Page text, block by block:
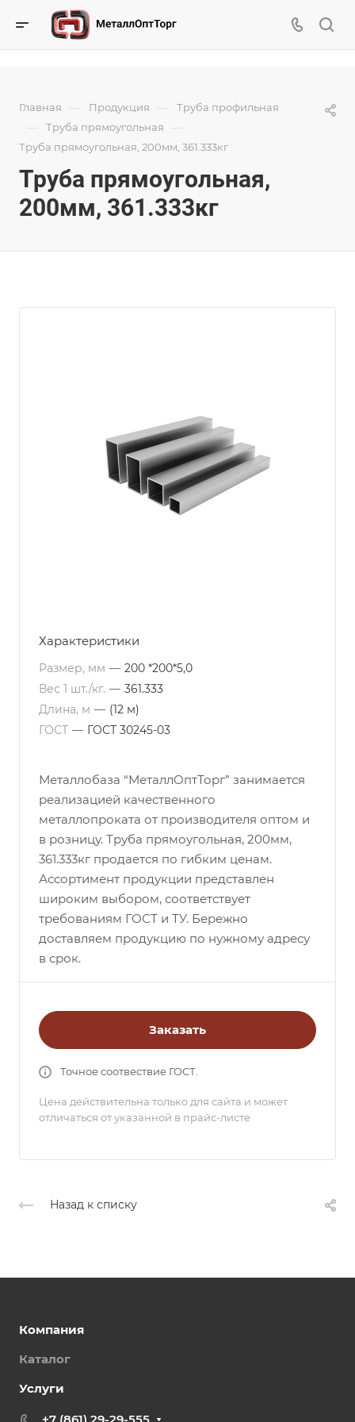
Главная — Продукция — Труба профильная
— Труба прямоугольная —
Труба прямоугольная, 200мм, 361.333кг
Труба прямоугольная,
200мм, 361.333кг
Характеристики
Размер, мм — 200 *200*5,0
Вес 1 шт./кг. — 361.333
Длина, м — (12 м)
ГОСТ — ГОСТ 30245-03
Металлобаза “МеталлОптТорг” занимается
реализацией качественного
металлопроката от производителя оптом и
в розницу. Труба прямоугольная, 200мм,
361.333кг продается по гибким ценам.
Ассортимент продукции представлен
широким выбором, соответствует
требованиям ГОСТ и ТУ. Бережно
доставляем продукцию по нужному адресу
в срок.
Заказать
Точное соотвествие ГОСТ.
Цена действительна только для сайта и может
отличаться от указанной в прайс-листе
Назад к списку
Компания
Каталог
Услуги